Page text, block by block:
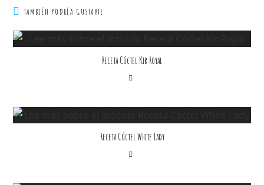
TAMBIÉN PODRÍA GUSTARTE
Receta Cóctel Kir Royal
Receta Cóctel White Lady